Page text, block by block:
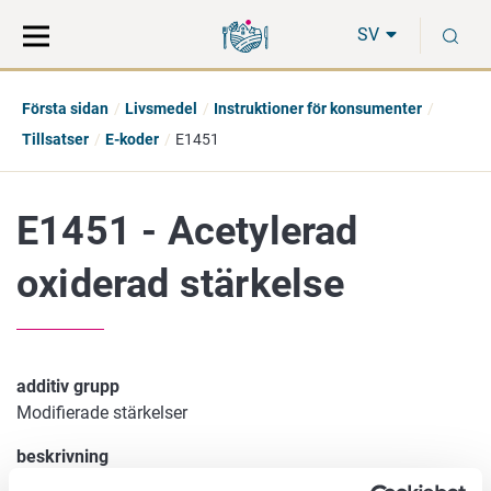
direkt
till
på
hela
SV
Första sidan Livsmedel
Instruktioner för konsumenter
Tillsatser
E-koder E1451
E1451 - Acetylerad
oxiderad stärkelse
additiv grupp
Modifierade stärkelser
beskrivning
Flera växter lagrar energi i form av stärkelse. Stärkelse är